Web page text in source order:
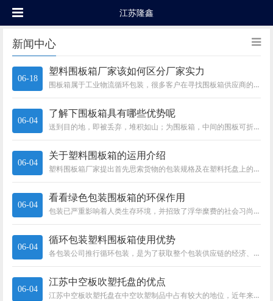
江苏隆鑫
新闻中心
06-18
塑料围板箱厂家该如何区分厂家实力
围板箱属于工业物流循环包装，很多客户在寻找围板箱供应商的时候都希望能找到最直接的厂家。今天给大家讲讲如何来辨别和区分。
06-04
了解下围板箱具有哪些优势呢
送到目的地，即被丢弃，堆积如山；为围板箱，中间的围板可折叠在上下天地盖之间，折叠后的高度大约230mm,便于回收，且大大...
06-04
关于塑料围板箱的运用介绍
塑料围板箱厂家提出首先思索货物的包装规格及在塑料托盘上的摆放方式。例如：欧洲规范周转箱尺寸是，在的托盘一层放置5个，在的...
06-04
看看绿色包装围板箱的环保作用
包装已严重影响着人类生存环境，并招致了浮华糜费的社会习尚。绿色包装倡导的"3R1D"准绳、不形成环境...
06-04
循环包装塑料围板箱使用优势
各包装公司推行循环包装，是为了获取整个包装供应链的经济、社会与环境价值。具体表现在：1）改善工效和工人的安全。采用循环包...
06-04
江苏中空板吹塑托盘的优点
江苏中空板吹塑托盘在中空吹塑制品中占有较大的地位，近年来发展较快，托盘的作用是对产品进行装卸、存储中能够对单位产品起到负...